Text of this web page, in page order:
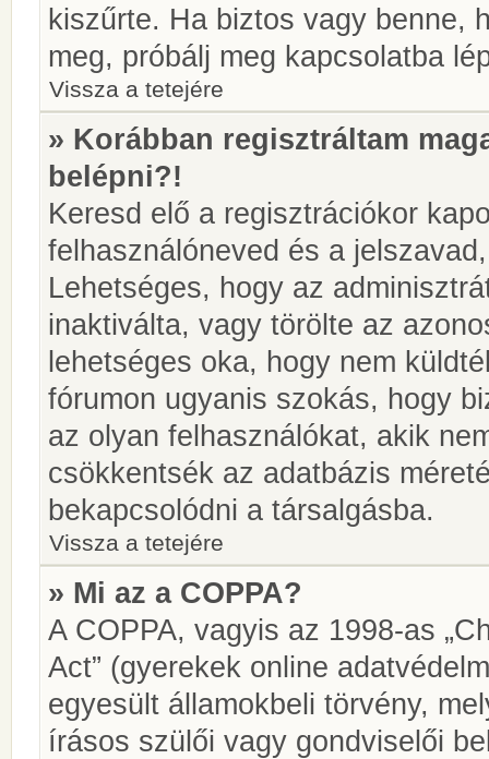
kiszűrte. Ha biztos vagy benne,
meg, próbálj meg kapcsolatba
Vissza a tetejére
» Korábban regisztráltam
belépni?!
Keresd elő a regisztrációkor
felhasználóneved és a
Lehetséges, hogy az
inaktiválta, vagy törölte az
lehetséges oka, hogy nem
fórumon ugyanis szokás, hogy
az olyan felhasználókat, akik
csökkentsék az adatbázis
bekapcsolódni a társalgásba.
Vissza a tetejére
» Mi az a COPPA?
A COPPA, vagyis az 1998-as
Act” (gyerekek online
egyesült államokbeli törvény,
írásos szülői vagy gondviselői